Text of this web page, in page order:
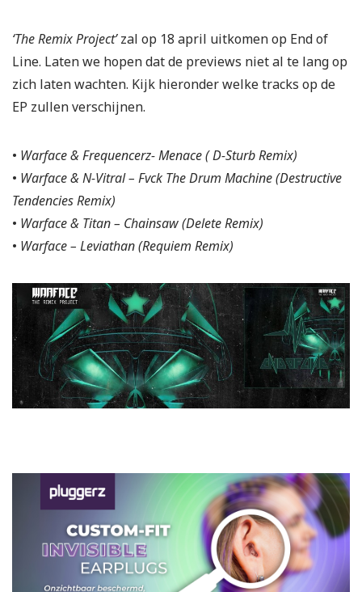
‘The Remix Project’zal op 18 april uitkomen op End of
Line. Laten we hopen dat de previews niet al te lang op
zich laten wachten. Kijk hieronder welke tracks op de
EP zullen verschijnen.
• Warface & Frequencerz- Menace ( D-Sturb Remix)
• Warface & N-Vitral – Fvck The Drum Machine (Destructive
Tendencies Remix)
• Warface & Titan – Chainsaw (Delete Remix)
• Warface – Leviathan (Requiem Remix)